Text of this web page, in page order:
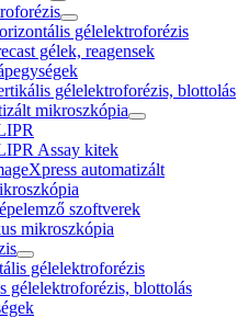
gélelektroforézis
gélek, reagensek
gélelektroforézis, blottolás
mikroszkópia
Assay kitek
automatizált
szoftverek
mikroszkópia
gélelektroforézis
gélelektroforézis, blottolás